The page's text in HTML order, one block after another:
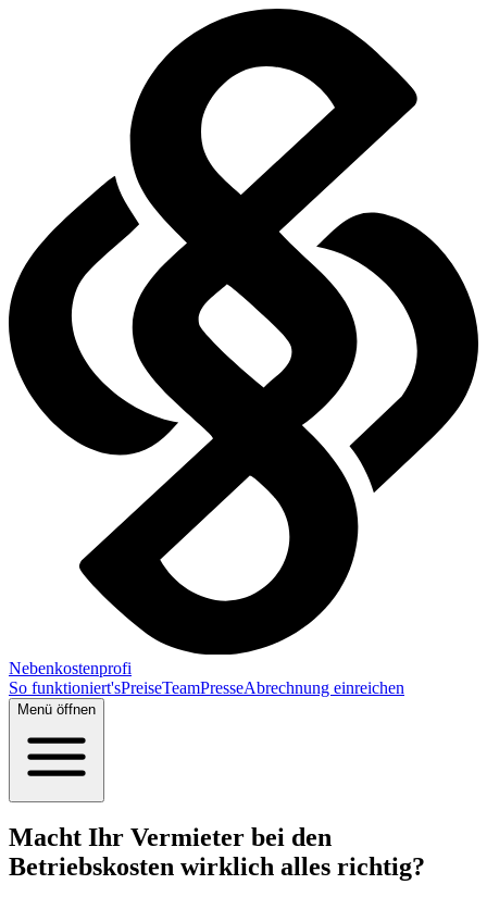
Nebenkostenprofi
So funktioniert'sPreiseTeamPresseAbrechnung einreichen
Menü öffnen
Macht Ihr Vermieter bei den
Betriebskosten wirklich alles richtig?